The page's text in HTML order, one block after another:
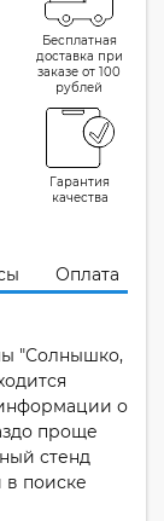
Бесплатная
доставка при
заказе от 100
рублей
Гарантия
качества
Оплата
"Солнышко,
о
проще
стенд
поиске